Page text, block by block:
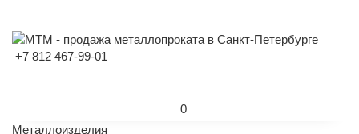
+7 812 467-99-01
0
Металлоизделия